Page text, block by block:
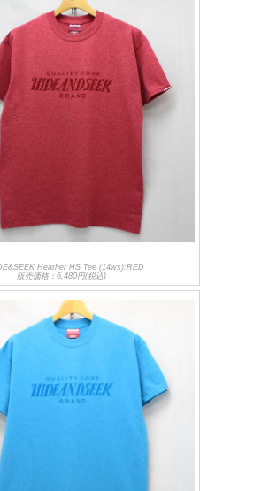
Heather HS Tee (14ws):RED
販売価格：6,480円(税込)